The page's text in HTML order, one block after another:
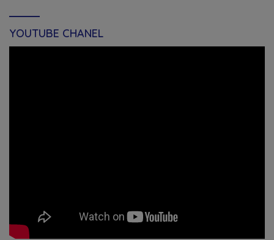
YOUTUBE CHANEL